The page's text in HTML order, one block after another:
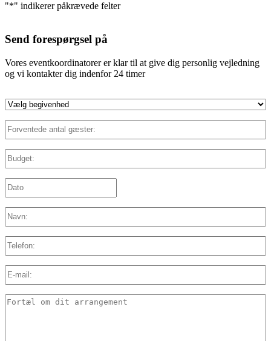
"*" indikerer påkrævede felter
Send forespørgsel på
Vores eventkoordinatorer er klar til at give dig personlig vejledning
og vi kontakter dig indenfor 24 timer
Vælg
Forventede
antal
Budget:
Dato:
YYYY
Navn:
Telefon:
E-
mail:*
Detaljer